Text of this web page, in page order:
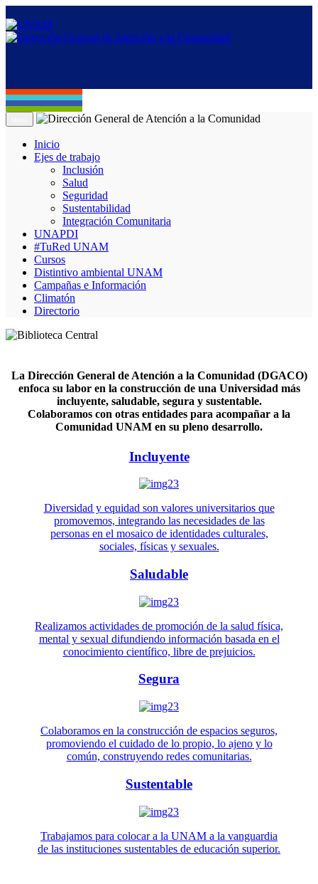
Inicio
Ejes de trabajo
Inclusión
Salud
Seguridad
Sustentabilidad
Integración Comunitaria
UNAPDI
#TuRed UNAM
Cursos
Distintivo ambiental UNAM
Campañas e Información
Climatón
Directorio
La Dirección General de Atención a la Comunidad (DGACO)
enfoca su labor en la construcción de una Universidad más
incluyente, saludable, segura y sustentable.
Colaboramos con otras entidades para acompañar a la
Comunidad UNAM en su pleno desarrollo.
Incluyente
Diversidad y equidad son valores universitarios que
promovemos, integrando las necesidades de las
personas en el mosaico de identidades culturales,
sociales, físicas y sexuales.
Saludable
Realizamos actividades de promoción de la salud física,
mental y sexual difundiendo información basada en el
conocimiento científico, libre de prejuicios.
Segura
Colaboramos en la construcción de espacios seguros,
promoviendo el cuidado de lo propio, lo ajeno y lo
común, construyendo redes comunitarias.
Sustentable
Trabajamos para colocar a la UNAM a la vanguardia
de las instituciones sustentables de educación superior.